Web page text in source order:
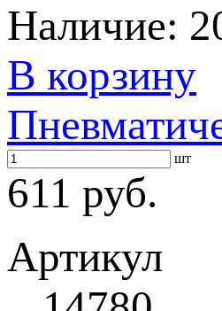
Наличие:
В корзину
шт
611 руб.
Артикул